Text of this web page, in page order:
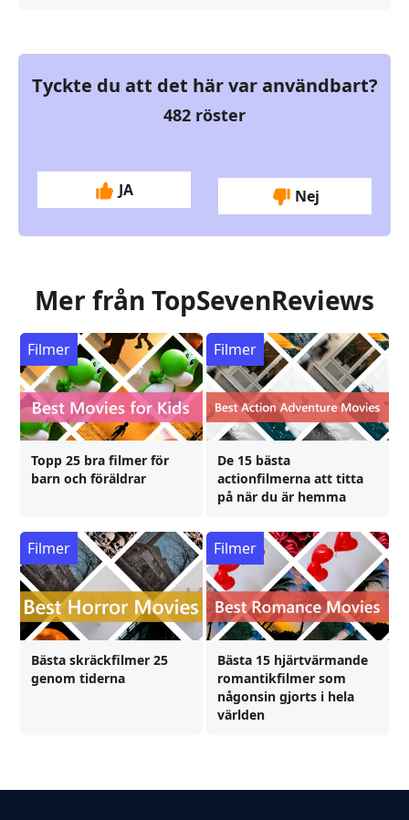
Tyckte du att det här var användbart?
482 röster
JA Nej
Mer från TopSevenReviews
Topp 25 bra filmer för
barn och föräldrar
Filmer
De 15 bästa
actionfilmerna att titta
på när du är hemma
Filmer
Bästa skräckfilmer 25
genom tiderna
Filmer
Bästa 15 hjärtvärmande
romantikfilmer som
någonsin gjorts i hela
världen
Filmer